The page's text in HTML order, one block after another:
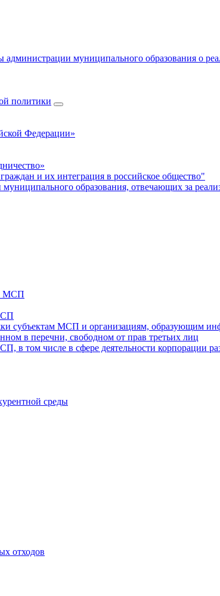
муниципального образования о
политики
Федерации»
и их интеграция в российское общество"
образования, отвечающих за
МСП
субъектам МСП и организациям, образующим
в перечни, свободном от прав третьих лиц
в том числе в сфере деятельности корпорации
среды
отходов